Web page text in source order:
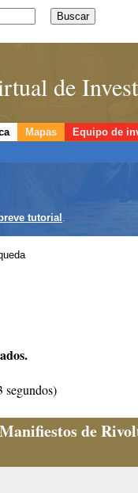
de
Mapas Equipo de
tutorial .
segundos)
de